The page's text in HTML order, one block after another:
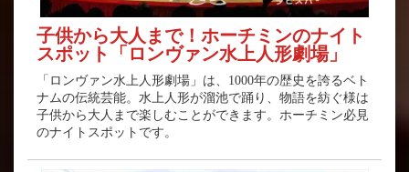
子供から大人まで！ホーチミンのナイト
スポット「ロンヴァン水上人形劇場」
「ロンヴァン水上人形劇場」は、1000年の歴史を誇るベト
ナムの伝統芸能。水上人形が溜池で踊り、物語を紡ぐ様は
子供から大人まで楽しむことができます。ホーチミン必見
のナイトスポットです。